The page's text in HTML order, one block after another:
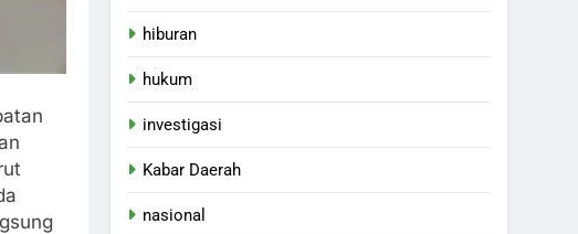
hiburan
hukum
investigasi
Kabar Daerah
nasional